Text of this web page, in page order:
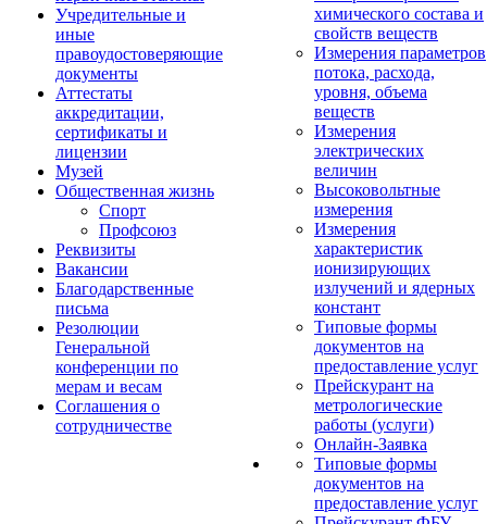
Учредительные и
иные
правоудостоверяющие
документы
Аттестаты
аккредитации,
сертификаты и
лицензии
Музей
Общественная жизнь
Спорт
Профсоюз
Реквизиты
Вакансии
Благодарственные
письма
Резолюции
Генеральной
конференции по
мерам и весам
Соглашения о
сотрудничестве
химического состава и
свойств веществ
Измерения параметров
потока, расхода,
уровня, объема
веществ
Измерения
электрических
величин
Высоковольтные
измерения
Измерения
характеристик
ионизирующих
излучений и ядерных
констант
Типовые формы
документов на
предоставление услуг
Прейскурант на
метрологические
работы (услуги)
Онлайн-Заявка
Типовые формы
документов на
предоставление услуг